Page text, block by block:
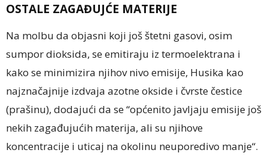
OSTALE ZAGAĐUJĆE MATERIJE
Na molbu da objasni koji još štetni gasovi, osim
sumpor dioksida, se emitiraju iz termoelektrana i
kako se minimizira njihov nivo emisije, Husika kao
najznačajnije izdvaja azotne okside i čvrste čestice
(prašinu), dodajući da se “općenito javljaju emisije još
nekih zagađujućih materija, ali su njihove
koncentracije i uticaj na okolinu neuporedivo manje“.